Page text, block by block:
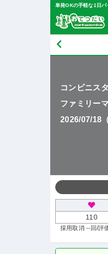
単発OKの手軽な1日バ
コンビニス
ファミリー
2026/07/18
110
採用取消 --回/評